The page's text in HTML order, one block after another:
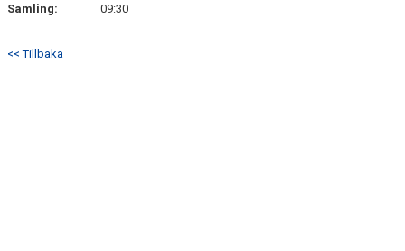
Samling:
09:30
<< Tillbaka